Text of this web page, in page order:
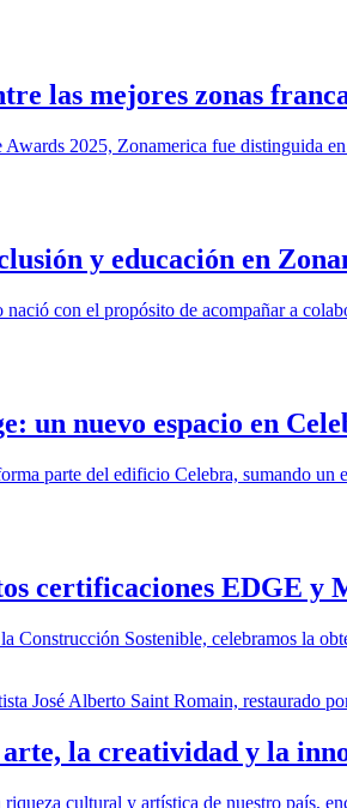
las mejores zonas
2025, Zonamerica fue distinguida
y educación en
con el propósito de acompañar a
un nuevo espacio en
parte del edificio Celebra, sumando un
certificaciones EDGE y
Construcción Sostenible, celebramos la
la creatividad y la
cultural y artística de nuestro país,